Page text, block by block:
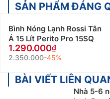
SẢN PHẨM ĐÁNG
Bình Nóng Lạnh Rossi Tân
Á 15 Lít Perito Pro 15SQ
1.290.000
2.350.000-45%
BÀI VIẾT LIÊN
Nhà 5-6